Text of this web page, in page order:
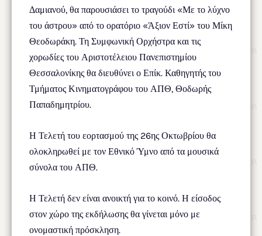
Δαμιανού, θα παρουσιάσει το τραγούδι «Με το λύχνο
του άστρου» από το ορατόριο «Άξιον Εστί» του Μίκη
Θεοδωράκη. Τη Συμφωνική Ορχήστρα και τις
χορωδίες του Αριστοτέλειου Πανεπιστημίου
Θεσσαλονίκης θα διευθύνει ο Επίκ. Καθηγητής του
Τμήματος Κινηματογράφου του ΑΠΘ, Θοδωρής
Παπαδημητρίου.
Η Τελετή του εορτασμού της 26ης Οκτωβρίου θα
ολοκληρωθεί με τον Εθνικό Ύμνο από τα μουσικά
σύνολα του ΑΠΘ.
Η Τελετή δεν είναι ανοικτή για το κοινό. Η είσοδος
στον χώρο της εκδήλωσης θα γίνεται μόνο με
ονομαστική πρόσκληση.